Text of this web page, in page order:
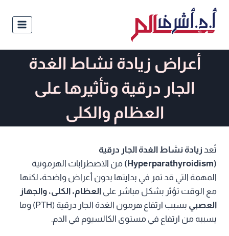
أعراض زيادة نشاط الغدة
الجار درقية وتأثيرها على
العظام والكلى
تُعد زيادة نشاط الغدة الجار درقية
(Hyperparathyroidism)
من الاضطرابات الهرمونية
المهمة التي قد تمر في بدايتها بدون أعراض واضحة، لكنها
مع الوقت تؤثر بشكل مباشر على العظام، الكلى، والجهاز
العصبي
بسبب ارتفاع هرمون الغدة الجار درقية (PTH) وما
يسببه من ارتفاع في مستوى الكالسيوم في الدم.